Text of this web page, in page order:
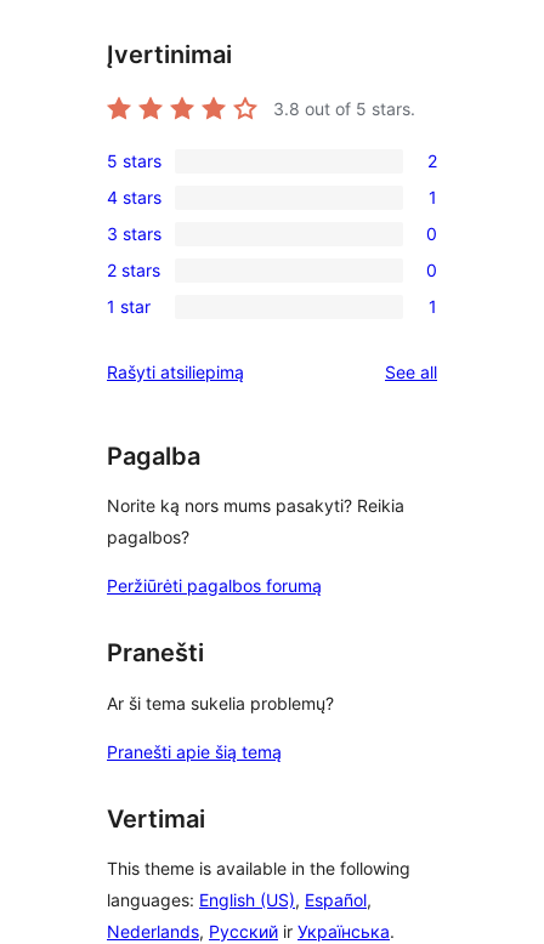
Įvertinimai
3.8 out of 5 stars.
2
5-
star
reviews
5 stars 2
1
4-
star
review
4 stars 1
0
3-
star
3 stars 0
0
2-
reviews
2 stars 0
1
star
1 star 1
Rašyti atsiliepimą See allreviews
Pagalba
Norite ką nors mums pasakyti? Reikia
pagalbos?
Peržiūrėti pagalbos forumą
Pranešti
Ar ši tema sukelia problemų?
Pranešti apie šią temą
Vertimai
This theme is available in the following
languages: English (US), Español,
Nederlands, Русский ir Українська.